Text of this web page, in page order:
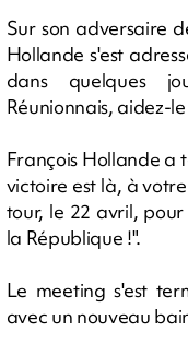
Sur son adversaire
Hollande s'est
dans quelques
Réunionnais, aidez-
François Hollande a
victoire est là, à
tour, le 22 avril,
la République !".
Le meeting s'est
avec un nouveau